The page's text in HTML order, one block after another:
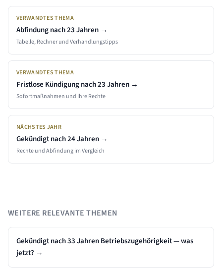
VERWANDTES THEMA
Abfindung nach23 Jahren →
Tabelle, Rechner und Verhandlungstipps
VERWANDTES THEMA
Fristlose Kündigung nach23 Jahren →
Sofortmaßnahmen und Ihre Rechte
NÄCHSTES JAHR
Gekündigt nach24Jahren →
Rechte und Abfindung im Vergleich
WEITERE RELEVANTE THEMEN
Gekündigt nach 33 Jahren Betriebszugehörigkeit — was
jetzt? →